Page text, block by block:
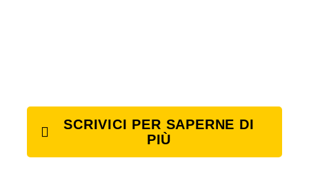
SCRIVICI PER SAPERNE DI
PIÙ